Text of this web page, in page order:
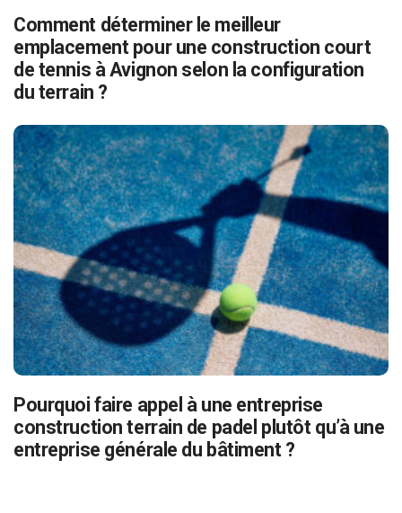
Comment déterminer le meilleur
emplacement pour une construction court
de tennis à Avignon selon la configuration
du terrain ?
Pourquoi faire appel à une entreprise
construction terrain de padel plutôt qu’à une
entreprise générale du bâtiment ?